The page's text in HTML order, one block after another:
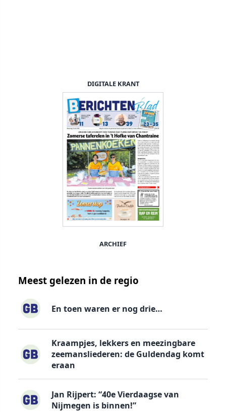
DIGITALE KRANT
ARCHIEF
Meest gelezen in de regio
En toen waren er nog drie…
Kraampjes, lekkers en meezingbare
zeemansliederen: de Guldendag komt
eraan
Jan Rijpert: “40e Vierdaagse van
Nijmegen is binnen!”